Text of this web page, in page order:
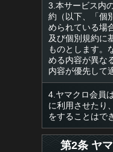
3.本サービス内
約（以下、「個
められている場
及び個別規約に
ものとします。
める内容が異な
内容が優先して
4.ヤマクロ会員
に利用させたり
をすることはで
第2条 ヤ